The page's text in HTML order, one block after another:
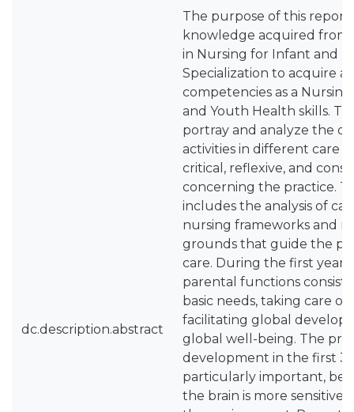
dc.description.abstract
The purpose of this
knowledge acquired from
in Nursing for Infant and
Specialization to acquire
competencies as a
and Youth Health skills.
portray and analyze the
activities in different care
critical, reflexive, and
concerning the practice.
includes the analysis of
nursing frameworks and
grounds that guide the
care. During the first year
parental functions consist
basic needs, taking care
facilitating global
global well-being. The
development in the first 3
particularly important,
the brain is more sensitive